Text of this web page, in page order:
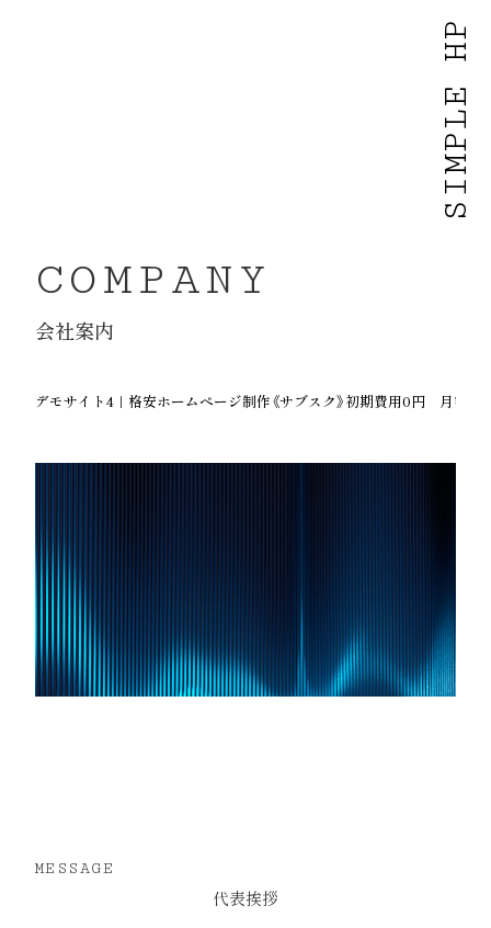
SIMPLE HP
COMPANY
会社案内
デモサイト4｜格安ホームページ制作《サブスク》初期費用0円 月額
MESSAGE
代表挨拶